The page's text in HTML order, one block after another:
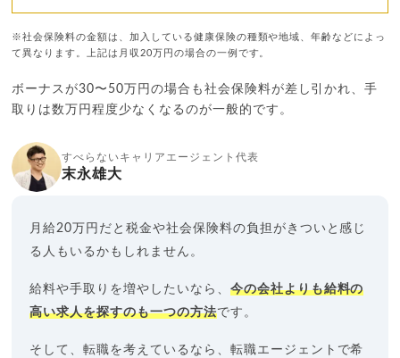
※社会保険料の金額は、加入している健康保険の種類や地域、年齢などによっ
て異なります。上記は月収20万円の場合の一例です。
ボーナスが30〜50万円の場合も社会保険料が差し引かれ、手
取りは数万円程度少なくなるのが一般的です。
すべらないキャリアエージェント代表
末永雄大
月給20万円だと税金や社会保険料の負担がきついと感じ
る人もいるかもしれません。
給料や手取りを増やしたいなら、 今の会社よりも給料の
高い求人を探すのも一つの方法です。
そして、転職を考えているなら、転職エージェントで希